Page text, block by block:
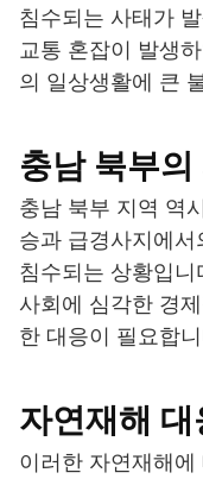
침수되는 사태가
교통 혼잡이 발생
의 일상생활에 큰
충남 북부
충남 북부 지역 역
승과 급경사지에
침수되는 상황입
사회에 심각한 경
한 대응이 필요합
자연재해
이러한 자연재해